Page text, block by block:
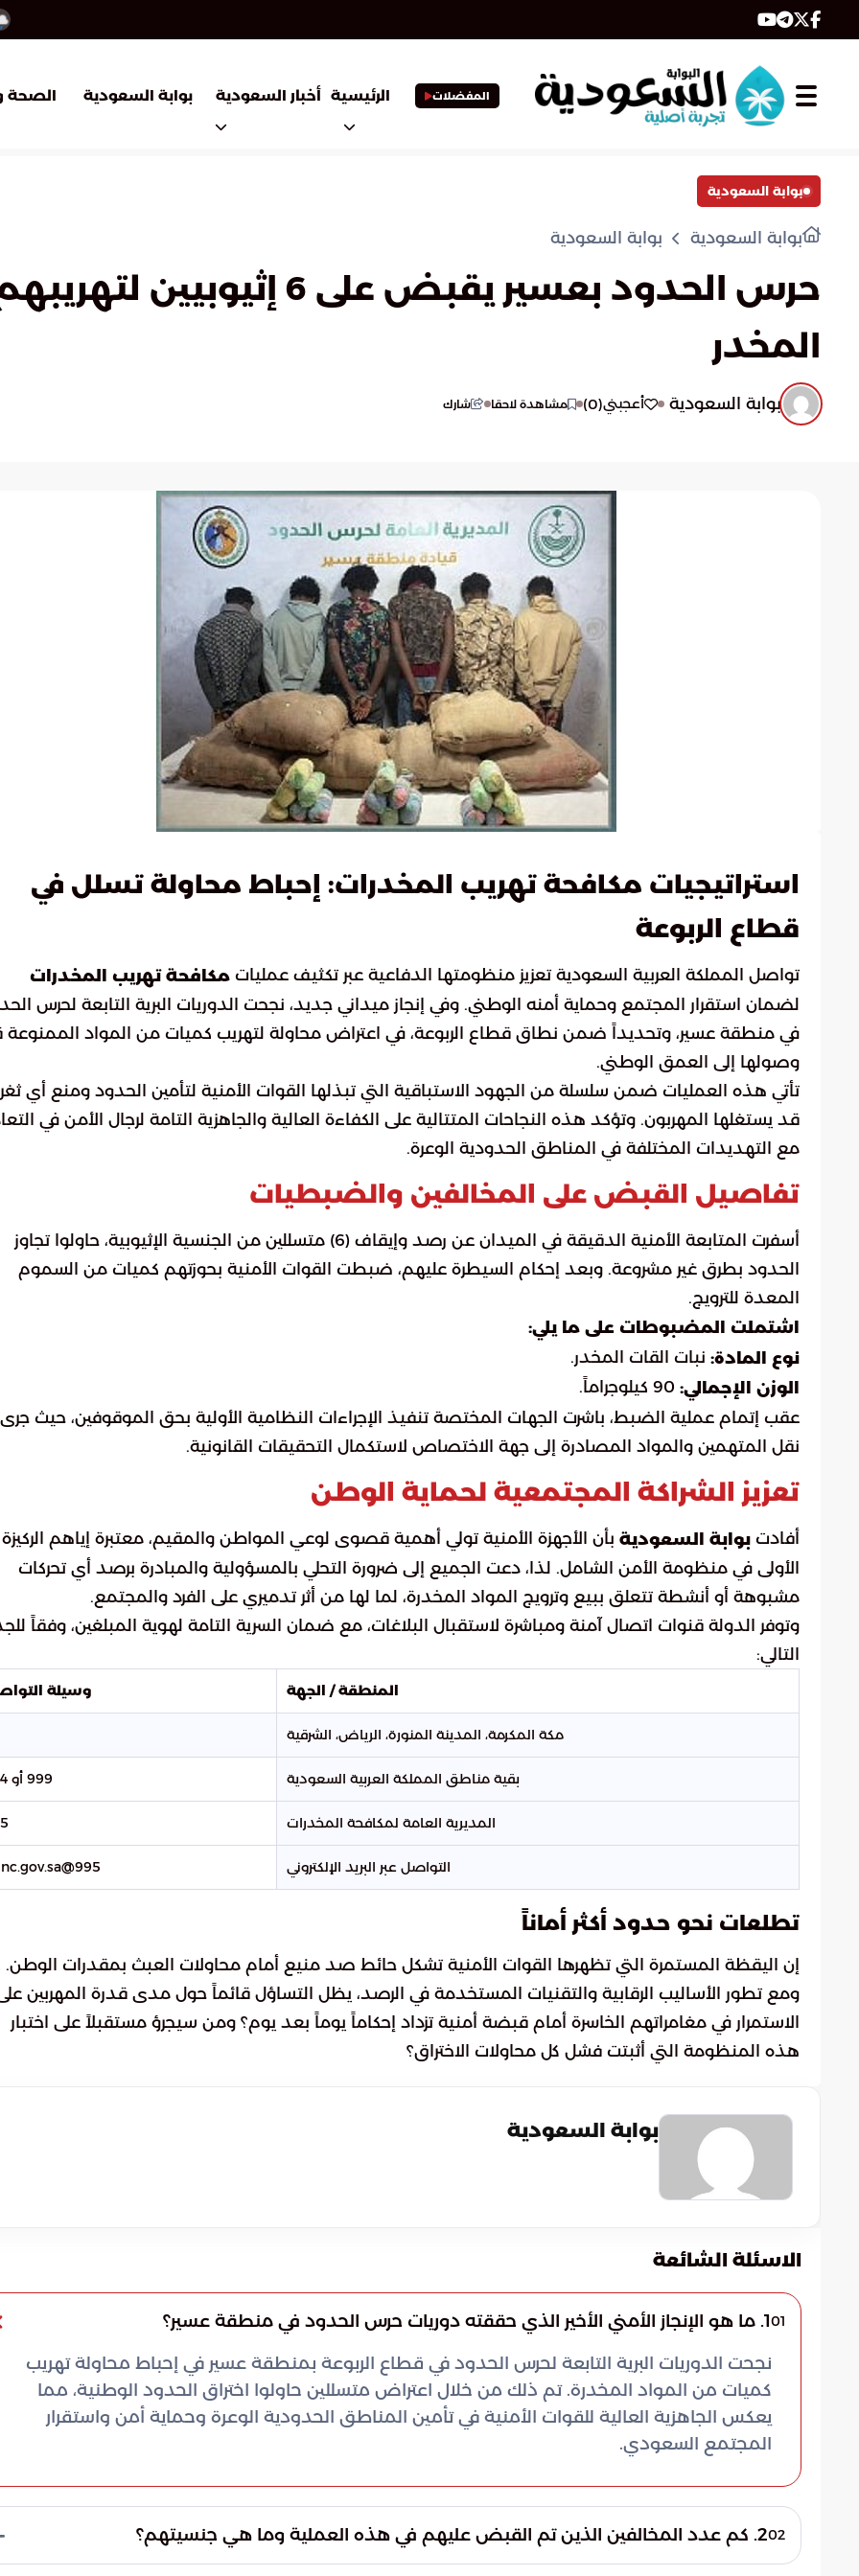
المفضلات الرئيسية أخبار السعودية بوابة السعودية الصحة
بوابة السعودية
بوابة السعودية بوابة السعودية
المخدر
بوابة السعودية أعجبني(
0
) مشاهدة لاحقا شارك
استراتيجيات مكافحة تهريب المخدرات: إحباط محاولة تسلل في
قطاع الربوعة
تواصل المملكة العربية السعودية تعزيز منظومتها الدفاعية عبر تكثيف عمليات مكافحة تهريب المخدرات
لضمان استقرار المجتمع وحماية أمنه الوطني. وفي إنجاز ميداني جديد، نجحت الدوريات البرية التابعة لحرس
في منطقة عسير، وتحديداً ضمن نطاق قطاع الربوعة، في اعتراض محاولة لتهريب كميات من المواد الممنوعة
وصولها إلى العمق الوطني.
تأتي هذه العمليات ضمن سلسلة من الجهود الاستباقية التي تبذلها القوات الأمنية لتأمين الحدود ومنع أي
قد يستغلها المهربون. وتؤكد هذه النجاحات المتتالية على الكفاءة العالية والجاهزية التامة لرجال الأمن في
مع التهديدات المختلفة في المناطق الحدودية الوعرة.
تفاصيل القبض على المخالفين والضبطيات
أسفرت المتابعة الأمنية الدقيقة في الميدان عن رصد وإيقاف (6) متسللين من الجنسية الإثيوبية، حاولوا تجاوز
الحدود بطرق غير مشروعة. وبعد إحكام السيطرة عليهم، ضبطت القوات الأمنية بحوزتهم كميات من السموم
المعدة للترويج.
اشتملت المضبوطات على ما يلي:
نوع المادة: نبات القات المخدر.
الوزن الإجمالي:
عقب إتمام عملية الضبط، باشرت الجهات المختصة تنفيذ الإجراءات النظامية الأولية بحق الموقوفين، حيث جرى
نقل المتهمين والمواد المصادرة إلى جهة الاختصاص لاستكمال التحقيقات القانونية.
تعزيز الشراكة المجتمعية لحماية الوطن
أفادت بوابة السعودية بأن الأجهزة الأمنية تولي أهمية قصوى لوعي المواطن والمقيم، معتبرة إياهم الركيزة
الأولى في منظومة الأمن الشامل. لذا، دعت الجميع إلى ضرورة التحلي بالمسؤولية والمبادرة برصد أي تحركات
مشبوهة أو أنشطة تتعلق ببيع وترويج المواد المخدرة، لما لها من أثر تدميري على الفرد والمجتمع.
وتوفر الدولة قنوات اتصال آمنة ومباشرة لاستقبال البلاغات، مع ضمان السرية التامة لهوية المبلغين، وفقاً
التالي:
المنطقة / الجهة وسيلة
مكة المكرمة، المدينة المنورة، الرياض، الشرقية
بقية مناطق المملكة العربية السعودية 999 أو 994
المديرية العامة لمكافحة المخدرات
التواصل عبر البريد الإلكتروني 995@gdnc.gov.sa
تطلعات نحو حدود أكثر أماناً
إن اليقظة المستمرة التي تظهرها القوات الأمنية تشكل حائط صد منيع أمام محاولات العبث بمقدرات الوطن.
ومع تطور الأساليب الرقابية والتقنيات المستخدمة في الرصد، يظل التساؤل قائماً حول مدى قدرة المهربين
الاستمرار في مغامراتهم الخاسرة أمام قبضة أمنية تزداد إحكاماً يوماً بعد يوم؟ ومن سيجرؤ مستقبلاً على اختبار
هذه المنظومة التي أثبتت فشل كل محاولات الاختراق؟
بوابة السعودية
الاسئلة الشائعة
011. ما هو الإنجاز الأمني الأخير الذي حققته دوريات حرس الحدود في منطقة عسير؟
نجحت الدوريات البرية التابعة لحرس الحدود في قطاع الربوعة بمنطقة عسير في إحباط محاولة تهريب
كميات من المواد المخدرة. تم ذلك من خلال اعتراض متسللين حاولوا اختراق الحدود الوطنية، مما
يعكس الجاهزية العالية للقوات الأمنية في تأمين المناطق الحدودية الوعرة وحماية أمن واستقرار
المجتمع السعودي.
022. كم عدد المخالفين الذين تم القبض عليهم في هذه العملية وما هي جنسيتهم؟